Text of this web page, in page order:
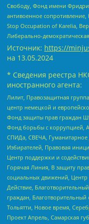
Свободу, Фонд имени
антивоенное
Stop Occupation of Karelia,
Либерально-
Источник: https://
на 13.05.2024
* Сведения реестра
иностранного агента:
Лилит, Правозащитная
центр немецкой и
Фонд защиты прав граждан
Фонд борьбы с коррупцией,
СПИДа, СВЕЧА, Гуманитарное
Избирателей, Правовая
Центр поддержки и
Горячая Линия, В защиту
социальных движений,
Действие,
граждан,
Тольятти, Новое время,
Проект Апрель, Самарская